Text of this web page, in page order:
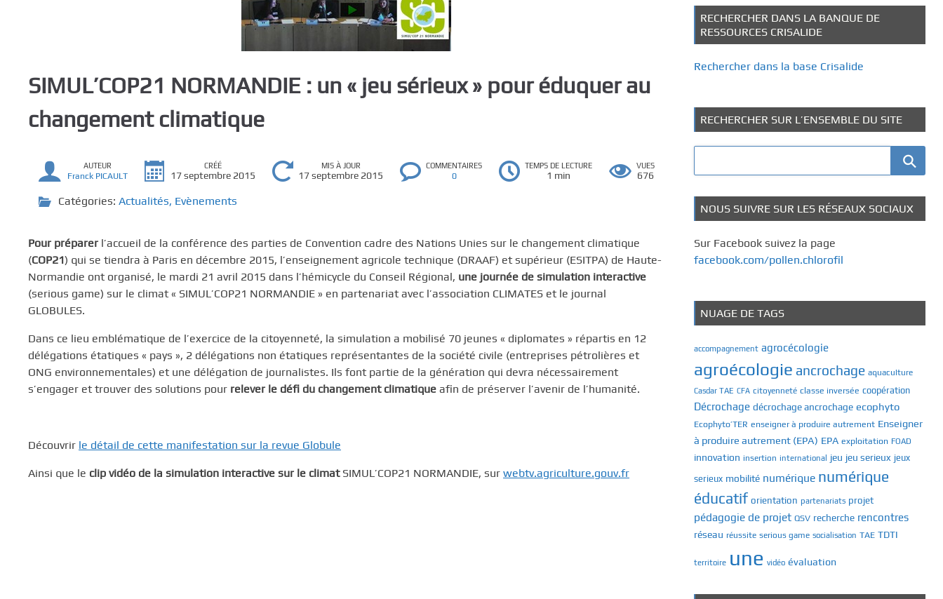
SIMUL’COP21 NORMANDIE : un « jeu sérieux » pour éduquer au
changement climatique
AUTEUR
Franck PICAULT
CRÉÉ
17 septembre 2015
MIS À JOUR
17 septembre 2015
COMMENTAIRES
0
TEMPS DE LECTURE
1 min
VUES
676
Catégories: Actualités, Evènements
Pour préparer l’accueil de la conférence des parties de Convention cadre des Nations Unies sur le changement climatique
(COP21) qui se tiendra à Paris en décembre 2015, l’enseignement agricole technique (DRAAF) et supérieur (ESITPA) de Haute-
Normandie ont organisé, le mardi 21 avril 2015 dans l’hémicycle du Conseil Régional, une journée de simulation interactive
(serious game) sur le climat « SIMUL’COP21 NORMANDIE » en partenariat avec l’association CLIMATES et le journal
GLOBULES.
Dans ce lieu emblématique de l’exercice de la citoyenneté, la simulation a mobilisé 70 jeunes « diplomates » répartis en 12
délégations étatiques « pays », 2 délégations non étatiques représentantes de la société civile (entreprises pétrolières et
ONG environnementales) et une délégation de journalistes. Ils font partie de la génération qui devra nécessairement
s’engager et trouver des solutions pour relever le défi du changement climatique afin de préserver l’avenir de l’humanité.
Découvrir le détail de cette manifestation sur la revue Globule
Ainsi que le clip vidéo de la simulation interactive sur le climatSIMUL’COP21 NORMANDIE, sur webtv.agriculture.gouv.fr
RECHERCHER DANS LA BANQUE DE
RESSOURCES CRISALIDE
Rechercher dans la base Crisalide
RECHERCHER SUR L’ENSEMBLE DU SITE
NOUS SUIVRE SUR LES RÉSEAUX SOCIAUX
Sur Facebook suivez la page
facebook.com/pollen.chlorofil
NUAGE DE TAGS
accompagnement agrocécologie
agroécologie ancrochage aquaculture
Casdar TAE CFA citoyenneté classe inversée coopération
Décrochage décrochage ancrochage ecophyto
Ecophyto’TER enseigner à produire autrement Enseigner
à produire autrement (EPA) EPA exploitation FOAD
innovation insertion international jeu jeu serieux jeux
serieux mobilité numérique numérique
éducatif orientation partenariats projet
pédagogie de projet QSV recherche rencontres
réseau réussite serious game socialisation TAE TDTI
territoire une vidéo évaluation